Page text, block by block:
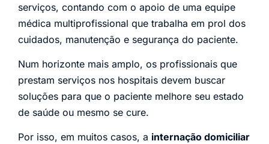
serviços, contando com o apoio de uma equipe
médica multiprofissional que trabalha em prol dos
cuidados, manutenção e segurança do paciente.
Num horizonte mais amplo, os profissionais que
prestam serviços nos hospitais devem buscar
soluções para que o paciente melhore seu estado
de saúde ou mesmo se cure.
Por isso, em muitos casos, a internação domiciliar